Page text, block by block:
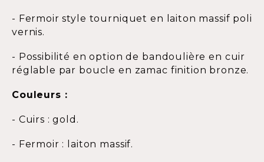
- Fermoir style tourniquet en laiton massif poli
vernis.
- Possibilité en option de bandoulière en cuir
réglable par boucle en zamac finition bronze.
Couleurs :
- Cuirs : gold.
- Fermoir : laiton massif.